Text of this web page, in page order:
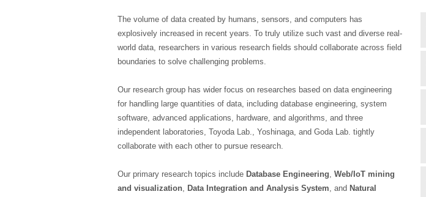
The volume of data created by humans, sensors, and computers has
explosively increased in recent years. To truly utilize such vast and diverse real-
world data, researchers in various research fields should collaborate across field
boundaries to solve challenging problems.
Our research group has wider focus on researches based on data engineering
for handling large quantities of data, including database engineering, system
software, advanced applications, hardware, and algorithms, and three
independent laboratories, Toyoda Lab., Yoshinaga, and Goda Lab. tightly
collaborate with each other to pursue research.
Our primary research topics include Database Engineering, Web/IoT mining
and visualization, Data Integration and Analysis System, and Natural